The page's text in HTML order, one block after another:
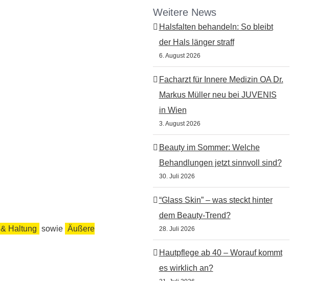
Haltung sowie Äußere
Weitere News
Halsfalten behandeln: So bleibt
der Hals länger straff
6. August 2026
Facharzt für Innere Medizin OA Dr.
Markus Müller neu bei JUVENIS
in Wien
3. August 2026
Beauty im Sommer: Welche
Behandlungen jetzt sinnvoll sind?
30. Juli 2026
“Glass Skin” – was steckt hinter
dem Beauty-Trend?
28. Juli 2026
Hautpflege ab 40 – Worauf kommt
es wirklich an?